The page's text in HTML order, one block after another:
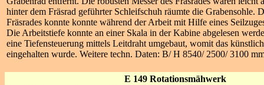
hinter dem Fräsrad geführter Schleifschuh räumte die Grabensohle.
Fräsrades konnte konnte während der Arbeit mit Hilfe eines
Die Arbeitstiefe konnte an einer Skala in der Kabine abgelesen
eine Tiefensteuerung mittels Leitdraht umgebaut, womit das
eingehalten wurde. Weitere techn. Daten: B/ H 8540/ 2500/ 3100
E 149 Rotationsmähwerk